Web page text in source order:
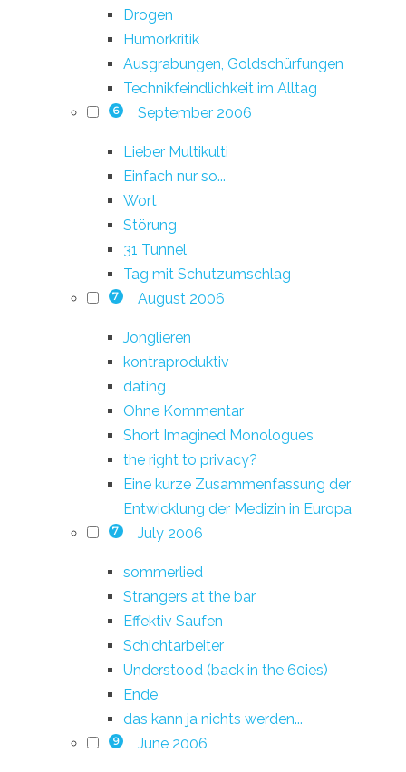
Drogen
Humorkritik
Ausgrabungen, Goldschürfungen
Technikfeindlichkeit im Alltag
6 September 2006
Lieber Multikulti
Einfach nur so...
Wort
Störung
31 Tunnel
Tag mit Schutzumschlag
7 August 2006
Jonglieren
kontraproduktiv
dating
Ohne Kommentar
Short Imagined Monologues
the right to privacy?
Eine kurze Zusammenfassung der
Entwicklung der Medizin in Europa
7 July 2006
sommerlied
Strangers at the bar
Effektiv Saufen
Schichtarbeiter
Understood (back in the 60ies)
Ende
das kann ja nichts werden...
9 June 2006